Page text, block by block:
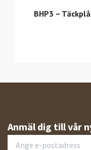
BHP3 –
Anmäl dig till vår